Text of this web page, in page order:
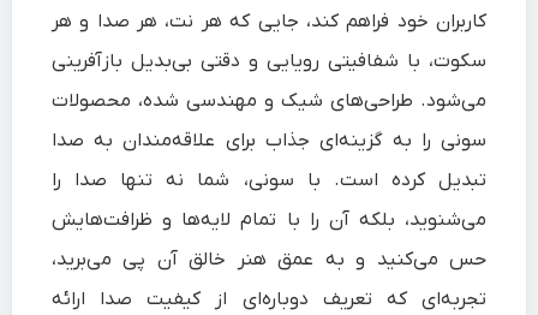
کاربران خود فراهم کند، جایی که هر نت، هر صدا و هر
سکوت، با شفافیتی رویایی و دقتی بی‌بدیل بازآفرینی
می‌شود. طراحی‌های شیک و مهندسی‌ شده، محصولات
سونی را به گزینه‌ای جذاب برای علاقه‌مندان به صدا
تبدیل کرده است. با سونی، شما نه تنها صدا را
می‌شنوید، بلکه آن را با تمام لایه‌ها و ظرافت‌هایش
حس می‌کنید و به عمق هنر خالق آن پی می‌برید،
تجربه‌ای که تعریف دوباره‌ای از کیفیت صدا ارائه